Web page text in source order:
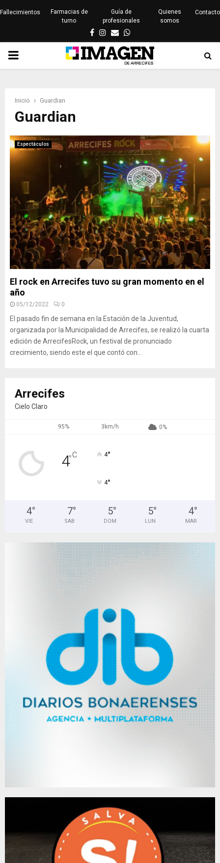
Fallecimientos
Farmacias de
turno
Guía de
profesionales
Quienes
somos
Contacto
Facebook
Instagram
EmailWhatsapp
PRIMARY
Inicio Guardian
Guardian
Espectáculos
El rock en Arrecifes tuvo su gran momento en el
año
05/12/2022 0
El pasado fin de semana en la Estación de la Juventud,
organizada por la Municipalidad de Arrecifes, se realizó la cuarta
edición de ArrecifesRock, un festival de pronunciado
crecimiento, siendo este el que contó con...
Arrecifes
Cielo Claro
95% 3km/h 0%
4°C 4°
4°
4°
VIE
7°
SAB
5°
DOM
5°
LUN
4°
MAR